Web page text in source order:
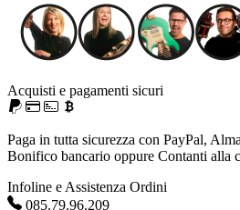
Acquisti e pagamenti sicuri
Paga in tutta sicurezza con PayPal,
Bonifico bancario oppure Contanti alla
Infoline e Assistenza Ordini
085.79.96.209